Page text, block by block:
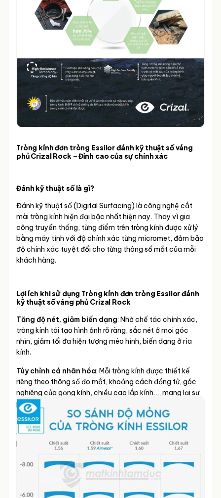
Tròng kính đơn tròng Essilor đánh kỹ thuật số váng
phủ Crizal Rock – Đỉnh cao của sự chính xác
Đánh kỹ thuật số là gì?
Đánh kỹ thuật số (Digital Surfacing) là công nghệ cắt
mài tròng kính hiện đại bậc nhất hiện nay. Thay vì gia
công truyền thống, từng điểm trên tròng kính được xử lý
bằng máy tính với độ chính xác từng micromet, đảm bảo
độ chính xác tuyệt đối cho từng thông số mắt của mỗi
khách hàng.
Lợi ích khi sử dụng Tròng kính đơn tròng Essilor đánh
kỹ thuật số váng phủ Crizal Rock
Tăng độ nét, giảm biến dạng: Nhờ chế tác chính xác,
tròng kính tái tạo hình ảnh rõ ràng, sắc nét ở mọi góc
nhìn, giảm tối đa hiện tượng méo hình, biến dạng ở rìa
kính.
Tùy chỉnh cá nhân hóa: Mỗi tròng kính được thiết kế
riêng theo thông số đo mắt, khoảng cách đồng tử, góc
nghiêng của gọng kính, chiều cao lắp kính…, mang lại sự
phù hợp tối đa cho từng người đeo.
Thoải mái khi đeo lâu dài: Thiết kế siêu mỏng, nhẹ và
cân bằng giúp giảm áp lực lên sống mũi và vành tai, phù
hợp cả với trẻ em lẫn người lớn.